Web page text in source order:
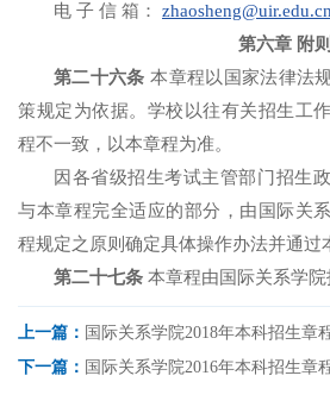
电 子 信 箱： zhaosheng@uir.edu.cn
第六章 附则
第二十六条 本章程以国家法律法
策规定为依据。学校以往有关招生工
程不一致，以本章程为准。
因各省级招生考试主管部门招生
与本章程完全适应的部分，由国际关
程规定之原则确定具体操作办法并通过
第二十七条 本章程由国际关系学院
上一篇： 国际关系学院2018年本科招生章
下一篇： 国际关系学院2016年本科招生章